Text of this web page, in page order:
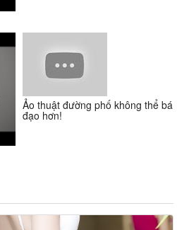
Ảo thuật đường phố không thể bá
đạo hơn!